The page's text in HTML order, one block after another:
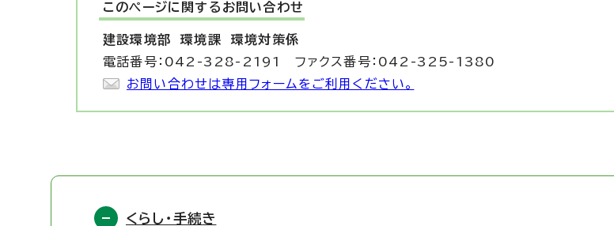
このページに関する お問い合わせ
建設環境部 環境課 環境対策係
電話番号：042-328-2191 ファクス番号：042-325-1380
お問い合わせは専用フォームをご利用ください。
くらし・手続き